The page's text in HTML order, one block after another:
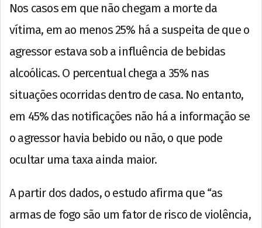
Nos casos em que não chegam a morte da
vítima, em ao menos 25% há a suspeita de que o
agressor estava sob a influência de bebidas
alcoólicas. O percentual chega a 35% nas
situações ocorridas dentro de casa. No entanto,
em 45% das notificações não há a informação se
o agressor havia bebido ou não, o que pode
ocultar uma taxa ainda maior.
A partir dos dados, o estudo afirma que “as
armas de fogo são um fator de risco de violência,